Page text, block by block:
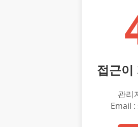
접근이
관리
Email